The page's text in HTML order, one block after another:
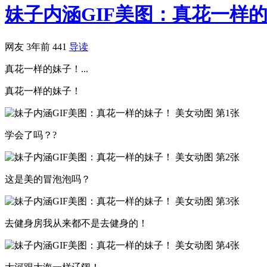
妹子内涵GIF美图：真花一样
网友 3年前 441 导读
真花一样的妹子！...
真花一样的妹子！
学会了吗？?
这是美的冒泡泡吗？
去健身房我从来都不是去健身的！